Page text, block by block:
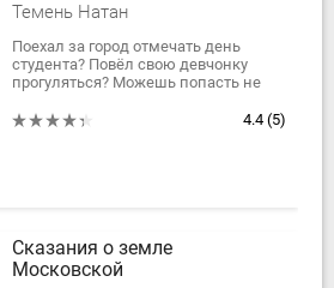
Темень Натан
Поехал за город отмечать день
студента? Повёл свою девчонку
прогуляться? Можешь попасть не
Альтернативная история.
4.4 (5)
Сказания о земле
Московской